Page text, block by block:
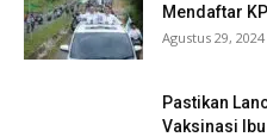
Mendaftar
Agustus 29, 2024
Pastikan
Vaksinasi Ibu